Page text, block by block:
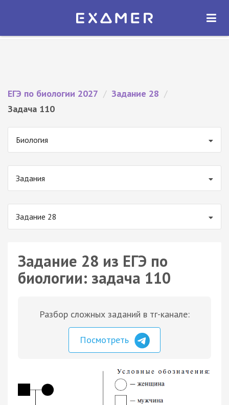
Экзамер — ЕГЭ 2027
ОТКРЫТЬ
ЕГЭ по биологии 2027 / Задание 28 /
Задача 110
Биология
Задания
Задание 28
Задание 28 из ЕГЭ по
биологии: задача 110
Разбор сложных заданий в тг-канале:
Посмотреть